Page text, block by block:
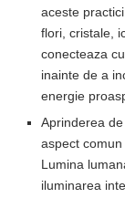
aceste
flori, cristale,
conecteaza
inainte de a
energie
Aprinderea
aspect
Lumina
iluminarea